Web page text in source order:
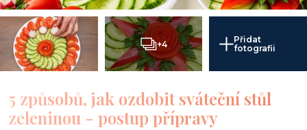
+4
Přidat
fotografii
5 způsobů, jak ozdobit sváteční stůl
zeleninou - postup přípravy